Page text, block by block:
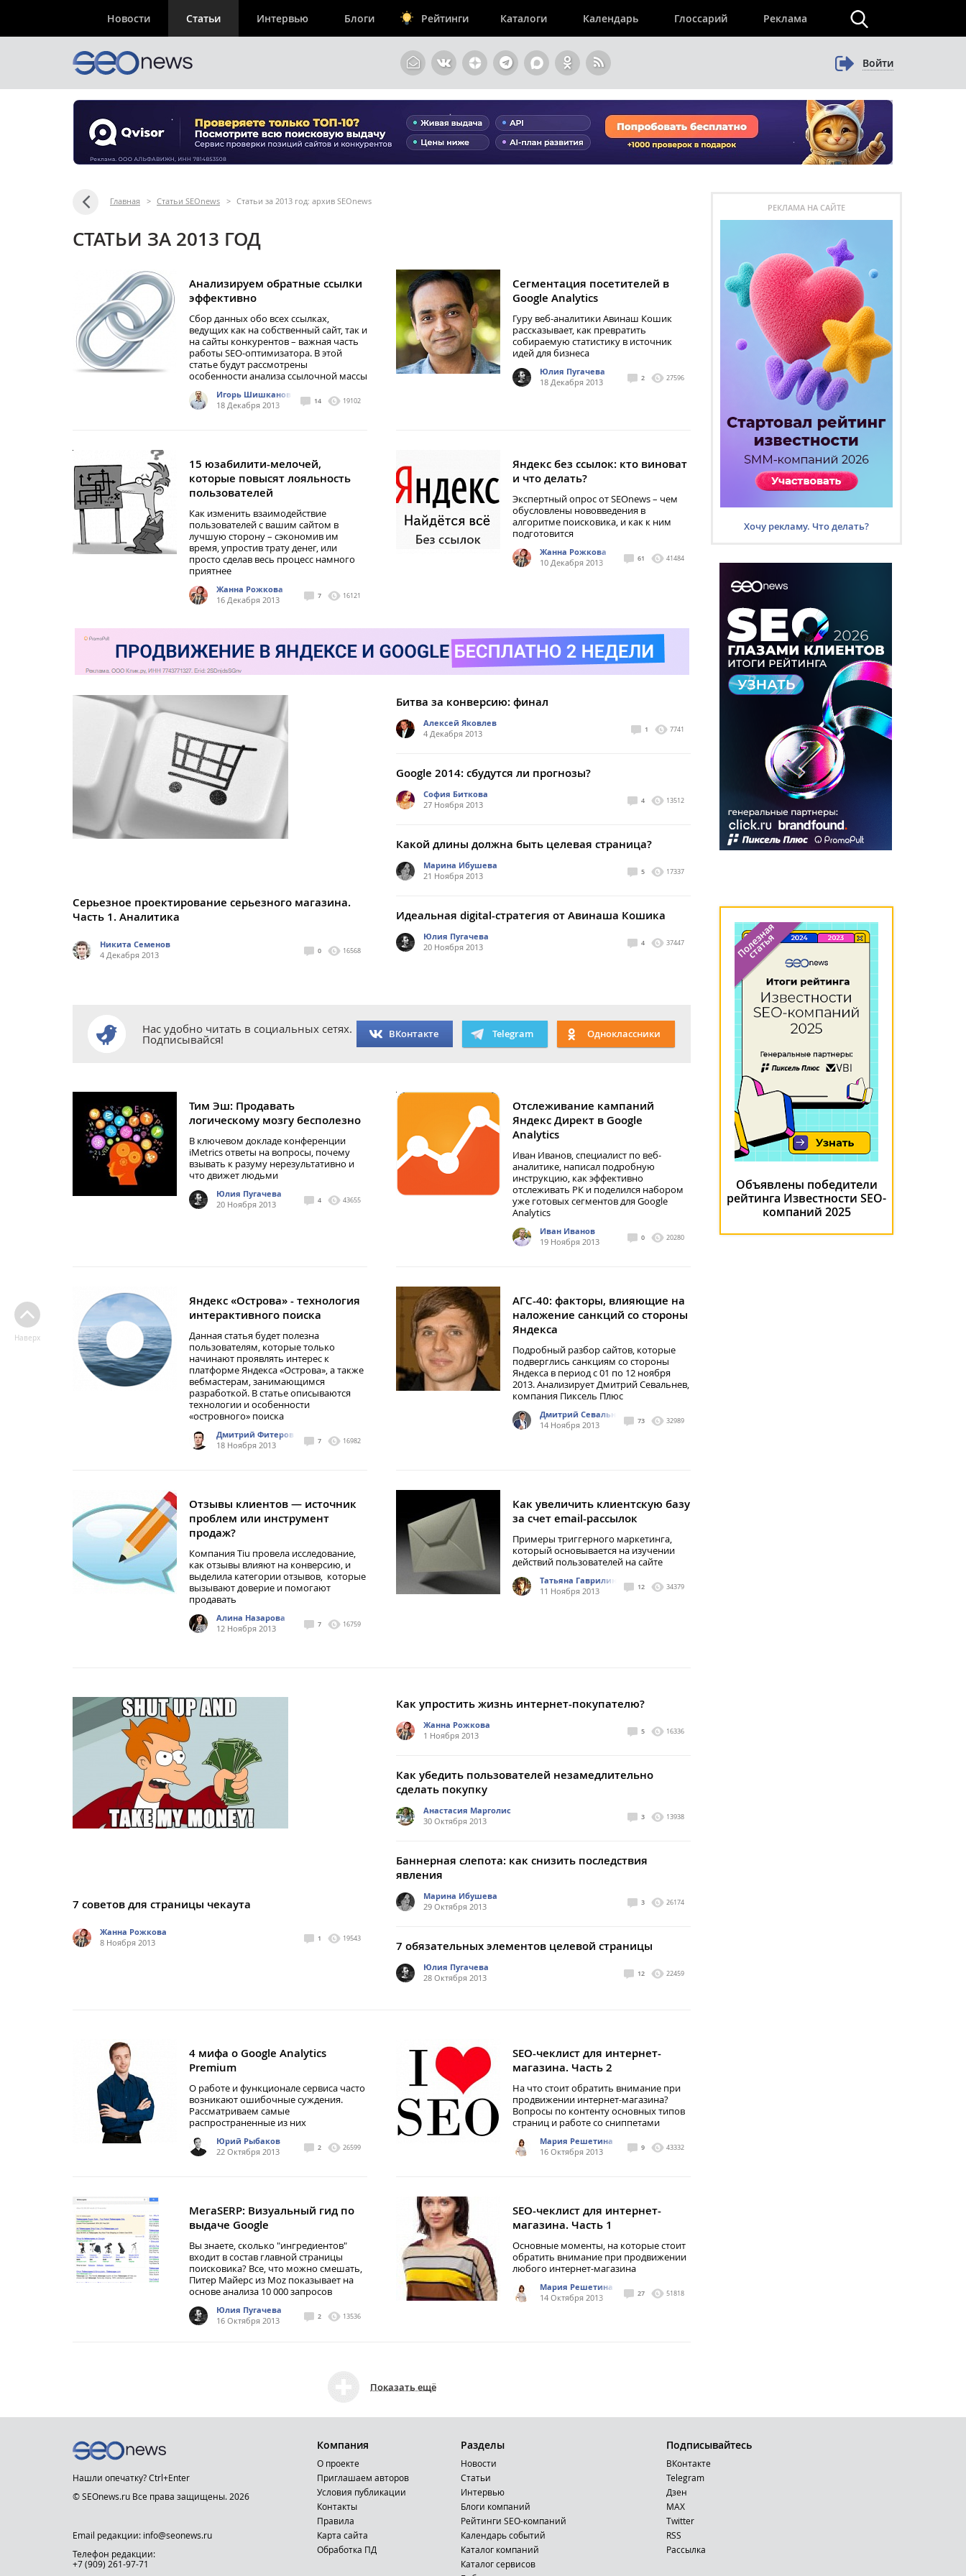
Новости Статьи Интервью Блоги Рейтинги Каталоги Календарь Глоссарий Реклама
Войти
Главная > Статьи SEOnews > Статьи за 2013 год: архив SEOnews
СТАТЬИ ЗА 2013 ГОД
Анализируем обратные ссылки
эффективно
Сбор данных обо всех ссылках,
ведущих как на собственный сайт, так и
на сайты конкурентов – важная часть
работы SEO-оптимизатора. В этой
статье будут рассмотрены
особенности анализа ссылочной массы
Игорь Шишканов
18 Декабря 2013
14 19102
Сегментация посетителей в
Google Analytics
Гуру веб-аналитики Авинаш Кошик
рассказывает, как превратить
собираемую статистику в источник
идей для бизнеса
Юлия Пугачева
18 Декабря 2013
2 27596
15 юзабилити-мелочей,
которые повысят лояльность
пользователей
Как изменить взаимодействие
пользователей с вашим сайтом в
лучшую сторону – сэкономив им
время, упростив трату денег, или
просто сделав весь процесс намного
приятнее
Жанна Рожкова
16 Декабря 2013
7 16121
Яндекс без ссылок: кто виноват
и что делать?
Экспертный опрос от SEOnews – чем
обусловлены нововведения в
алгоритме поисковика, и как к ним
подготовится
Жанна Рожкова
10 Декабря 2013
61 41484
Серьезное проектирование серьезного магазина.
Часть 1. Аналитика
Никита Семенов
4 Декабря 2013
0 16568
Битва за конверсию: финал
Алексей Яковлев
4 Декабря 2013
1 7741
Google 2014: сбудутся ли прогнозы?
София Биткова
27 Ноября 2013
4 13512
Какой длины должна быть целевая страница?
Марина Ибушева
21 Ноября 2013
5 17337
Идеальная digital-стратегия от Авинаша Кошика
Юлия Пугачева
20 Ноября 2013
4 37447
Нас удобно читать в социальных сетях.
Подписывайся! ВКонтакте Telegram Одноклассники
Тим Эш: Продавать
логическому мозгу бесполезно
В ключевом докладе конференции
iMetrics ответы на вопросы, почему
взывать к разуму нерезультативно и
что движет людьми
Юлия Пугачева
20 Ноября 2013
4 43655
Отслеживание кампаний
Яндекс Директ в Google
Analytics
Иван Иванов, специалист по веб-
аналитике, написал подробную
инструкцию, как эффективно
отслеживать РК и поделился набором
уже готовых сегментов для Google
Analytics
Иван Иванов
19 Ноября 2013
0 20280
Яндекс «Острова» - технология
интерактивного поиска
Данная статья будет полезна
пользователям, которые только
начинают проявлять интерес к
платформе Яндекса «Острова», а также
вебмастерам, занимающимся
разработкой. В статье описываются
технологии и особенности
«островного» поиска
Дмитрий Фитеров
18 Ноября 2013
7 16982
АГС-40: факторы, влияющие на
наложение санкций со стороны
Яндекса
Подробный разбор сайтов, которые
подверглись санкциям со стороны
Яндекса в период с 01 по 12 ноября
2013. Анализирует Дмитрий Севальнев,
компания Пиксель Плюс
Дмитрий Севальнев
14 Ноября 2013
73 32989
Отзывы клиентов — источник
проблем или инструмент
продаж?
Компания Tiu провела исследование,
как отзывы влияют на конверсию, и
выделила категории отзывов, которые
вызывают доверие и помогают
продавать
Алина Назарова
12 Ноября 2013
7 16759
Как увеличить клиентскую базу
за счет email-рассылок
Примеры триггерного маркетинга,
который основывается на изучении
действий пользователей на сайте
Татьяна Гаврилина, Promodo
11 Ноября 2013
12 34379
7 советов для страницы чекаута
Жанна Рожкова
8 Ноября 2013
1 19543
Как упростить жизнь интернет-покупателю?
Жанна Рожкова
1 Ноября 2013
5 16336
Как убедить пользователей незамедлительно
сделать покупку
Анастасия Марголис
30 Октября 2013
3 13938
Баннерная слепота: как снизить последствия
явления
Марина Ибушева
29 Октября 2013
3 26174
7 обязательных элементов целевой страницы
Юлия Пугачева
28 Октября 2013
12 22459
4 мифа о Google Analytics
Premium
О работе и функционале сервиса часто
возникают ошибочные суждения.
Рассматриваем самые
распространенные из них
Юрий Рыбаков
22 Октября 2013
2 26599
SEO-чеклист для интернет-
магазина. Часть 2
На что стоит обратить внимание при
продвижении интернет-магазина?
Вопросы по контенту основных типов
страниц и работе со сниппетами
Мария Решетина
16 Октября 2013
9 43332
МегаSERP: Визуальный гид по
выдаче Google
Вы знаете, сколько "ингредиентов"
входит в состав главной страницы
поисковика? Все, что можно смешать,
Питер Майерс из Moz показывает на
основе анализа 10 000 запросов
Юлия Пугачева
16 Октября 2013
2 13536
SEO-чеклист для интернет-
магазина. Часть 1
Основные моменты, на которые стоит
обратить внимание при продвижении
любого интернет-магазина
Мария Решетина
14 Октября 2013
27 51818
Показать ещё
Наверх
РЕКЛАМА НА САЙТЕ
Хочу рекламу. Что делать?
Объявлены победители
рейтинга Известности SEO-
компаний 2025
Нашли опечатку? Ctrl+Enter
© SEOnews.ru Все права защищены. 2026
Email редакции: info@seonews.ru
Телефон редакции:
+7 (909) 261-97-71
Компания
О проекте
Приглашаем авторов
Условия публикации
Контакты
Правила
Карта сайта
Обработка ПД
Разделы
Новости
Статьи
Интервью
Блоги компаний
Рейтинги SEO-компаний
Календарь событий
Каталог компаний
Каталог сервисов
Подписывайтесь
ВКонтакте
Telegram
Дзен
MAX
Тwitter
RSS
Рассылка